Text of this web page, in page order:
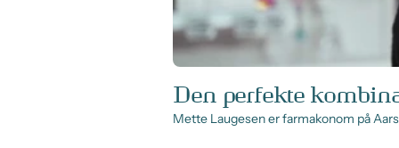
Den perfekte
Mette Laugesen er farmakonom på